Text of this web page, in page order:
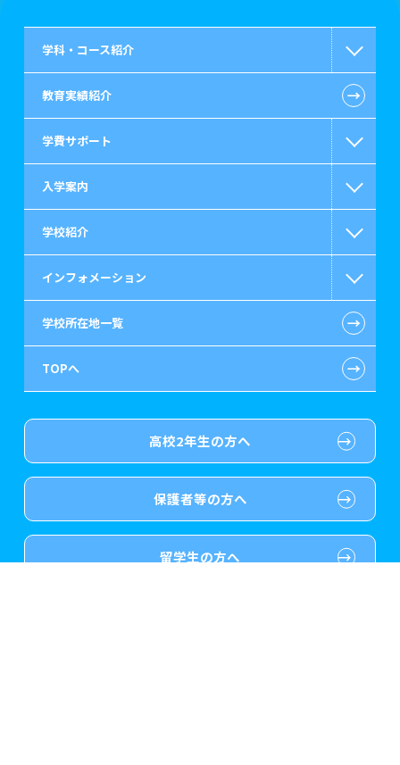
学科・コース紹介
国家公務員・地方公務員系
警察官・消防官系
救急救命士系
公認会計士・税理士系
ビジネス系
情報IT系
ゲーム・CG・デザイン系
歯科衛生士系
保育士・幼稚園教諭系
教育実績紹介 ←
学費サポート
高等教育の修学支援新制度
日本学生支援機構の奨学金
国の教育ローン
提携教育ローン
保育士修学資金貸付制度
専門実践教育訓練給付金制度
試験による特待生制度
資格・クラブ活動による特待生制度
入学案内
一般入学
AO入学
指定校推薦入学
特別推薦入学
ボランティア・クラブ・生徒会活動推薦入学
大学生・短期大学生特別入学
学校紹介
在校生からあなたへ
施設・研修所
学生寮・マンションのご案内
大原学園グループ案内
インフォメーション
お知らせ・新着情報
在校生へのお知らせ
各種証明書の発行ご希望の方
（2019年3月以降の卒業生）
学校所在地一覧 ←
TOPへ ←
高校2年生の方へ
保護者等の方へ
留学生の方へ